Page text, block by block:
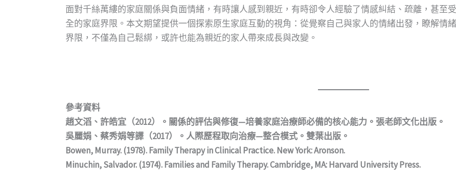
面對千絲萬縷的家庭關係與負面情緒，有時讓人感到親近，有時卻令人經驗了情感糾結、疏離，甚至
全的家庭界限。本文期望提供一個探索原生家庭互動的視角：從覺察自己與家人的情緒出發，瞭解情
界限，不僅為自己鬆綁，或許也能為親近的家人帶來成長與改變。
參考資料
趙文滔、許皓宜（2012）。關係的評估與修復—培養家庭治療師必備的核心能力。張老師文化出版。
吳麗娟、蔡秀娟等譯（2017）。人際歷程取向治療—整合模式。雙葉出版。
Bowen, Murray. (1978). Family Therapy in Clinical Practice. New York: Aronson.
Minuchin, Salvador. (1974). Families and Family Therapy. Cambridge, MA: Harvard University Press.